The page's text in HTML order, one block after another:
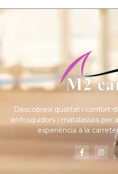
Descobreix qualitat i confort
enfosquidors i matalassos per
experiència a la